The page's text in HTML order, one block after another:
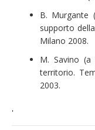
B. Murgante
supporto
Milano 2008.
M. Savino
territorio.
2003.
'